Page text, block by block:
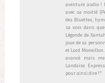
aventure audio !
avec sa moitié
des Bluettes,
sa voix dans
Légende de
joue de sa
et Lord
avancé mais
Landaise.
pour ainsi dire !"